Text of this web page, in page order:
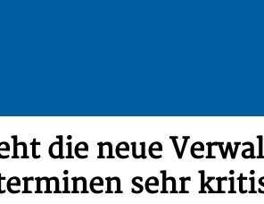
die neue
sehr